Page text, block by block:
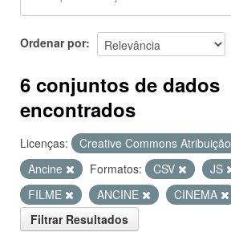
SOBRE
Ordenar por
6 conjuntos de dados
encontrados
Licenças: Creative Commons Atribuição
Ancine
Formatos: CSV JS
FILME
ANCINE
CINEMA
Filtrar Resultados